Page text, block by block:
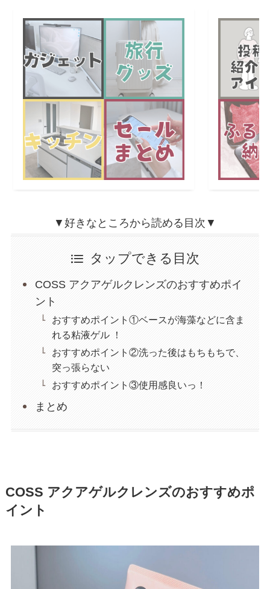
▼好きなところから読める目次▼
タップできる目次
COSS アクアゲルクレンズのおすすめポイ
ント
おすすめポイント①ベースが海藻などに含ま
れる粘液ゲル ！
おすすめポイント②洗った後はもちもちで、
突っ張らない
おすすめポイント③使用感良いっ！
まとめ
COSS アクアゲルクレンズのおすすめポ
イント